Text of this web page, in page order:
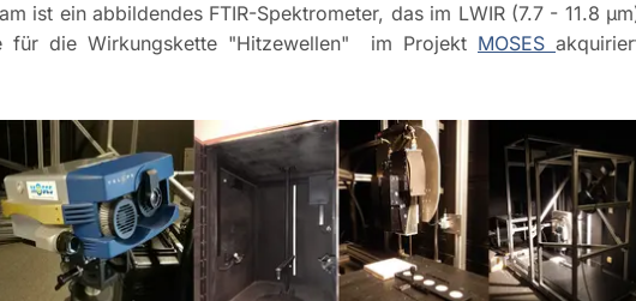
ist ein abbildendes FTIR-Spektrometer, das im LWIR (7.7 - 11.8
für die Wirkungskette "Hitzewellen" im Projekt MOSES